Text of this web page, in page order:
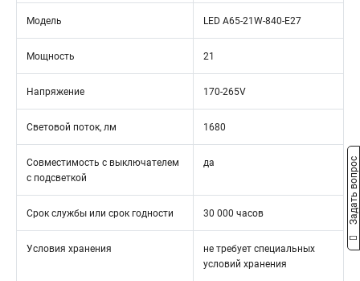
Модель LED A65-21W-840-E27
Мощность 21
Напряжение 170-265V
Световой поток, лм 1680
Совместимость с выключателем
с подсветкой
да
Срок службы или срок годности 30 000 часов
Условия хранения
не требует специальных
условий хранения
Задать вопрос